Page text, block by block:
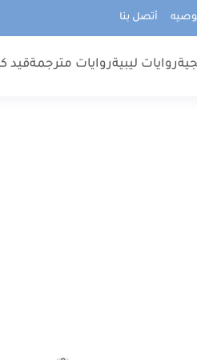
أتصل بنا
روايات ليبيةروايات مترجمةقيد